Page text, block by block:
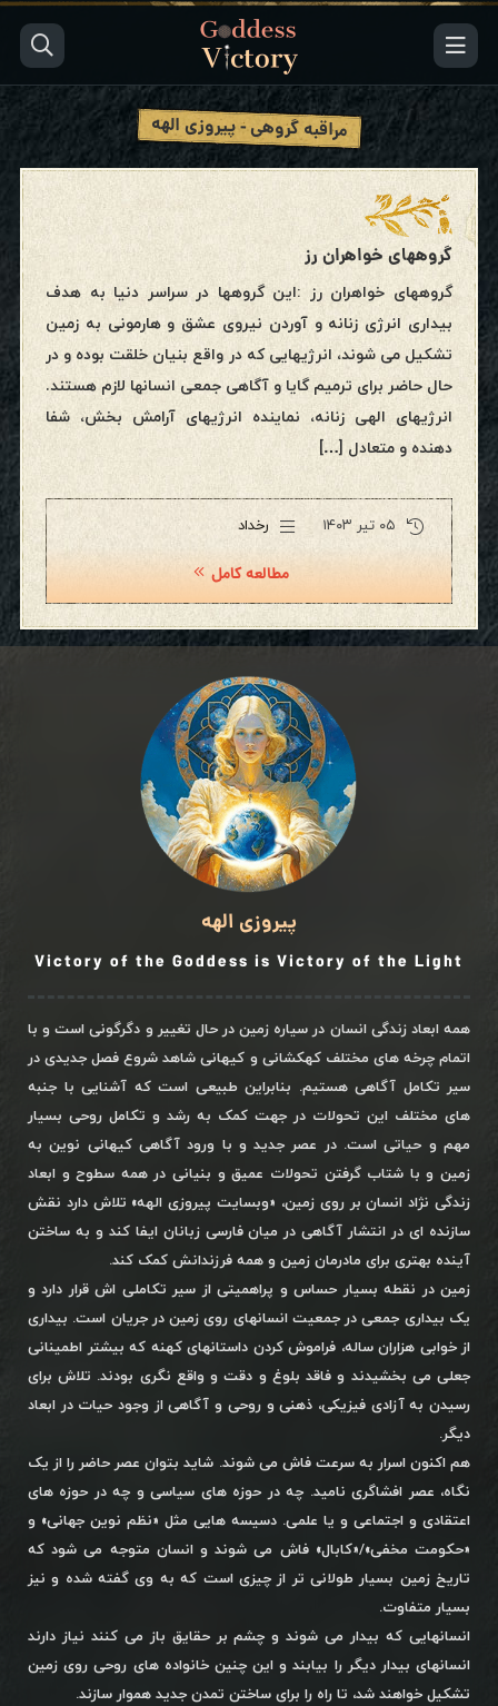
مراقبه گروهی - پیروزی الهه
گروههای خواهران رز
گروههای خواهران رز :این گروهها در سراسر دنیا به هدف
بیداری انرژی زنانه و آوردن نیروی عشق و هارمونی به زمین
تشکیل می شوند، انرژیهایی که در واقع بنیان خلقت بوده و در
حال حاضر برای ترمیم گایا و آگاهی جمعی انسانها لازم هستند.
انرژیهای الهی زنانه، نماینده انرژیهای آرامش بخش، شفا
دهنده و متعادل […]
۰۵ تیر ۱۴۰۳ رخداد
مطالعه کامل
پیروزی الهه
Victory of the Goddess is Victory of the Light
همه ابعاد زندگی انسان در سیاره زمین در حال تغییر و دگرگونی است و با
اتمام چرخه های مختلف کهکشانی و کیهانی شاهد شروع فصل جدیدی در
سیر تکامل آگاهی هستیم. بنابراین طبیعی است که آشنایی با جنبه
های مختلف این تحولات در جهت کمک به رشد و تکامل روحی بسیار
مهم و حیاتی است. در عصر جدید و با ورود آگاهی کیهانی نوین به
زمین و با شتاب گرفتن تحولات عمیق و بنیانی در همه سطوح و ابعاد
زندگی نژاد انسان بر روی زمین، «وبسایت پیروزی الهه» تلاش دارد نقش
سازنده ای در انتشار آگاهی در میان فارسی زبانان ایفا کند و به ساختن
آینده بهتری برای مادرمان زمین و همه فرزندانش کمک کند.
زمین در نقطه بسیار حساس و پراهمیتی از سیر تکاملی اش قرار دارد و
یک بیداری جمعی در جمعیت انسانهای روی زمین در جریان است. بیداری
از خوابی هزاران ساله، فراموش کردن داستانهای کهنه که بیشتر اطمینانی
جعلی می بخشیدند و فاقد بلوغ و دقت و واقع نگری بودند. تلاش برای
رسیدن به آزادی فیزیکی، ذهنی و روحی و آگاهی از وجود حیات در ابعاد
دیگر.
هم اکنون اسرار به سرعت فاش می شوند. شاید بتوان عصر حاضر را از یک
نگاه، عصر افشاگری نامید. چه در حوزه های سیاسی و چه در حوزه های
اعتقادی و اجتماعی و یا علمی. دسیسه هایی مثل «نظم نوین جهانی» و
«حکومت مخفی»/«کابال» فاش می شوند و انسان متوجه می شود که
تاریخ زمین بسیار طولانی تر از چیزی است که به وی گفته شده و نیز
بسیار متفاوت.
انسانهایی که بیدار می شوند و چشم بر حقایق باز می کنند نیاز دارند
انسانهای بیدار دیگر را بیابند و این چنین خانواده های روحی روی زمین
تشکیل خواهند شد، تا راه را برای ساختن تمدن جدید هموار سازند.